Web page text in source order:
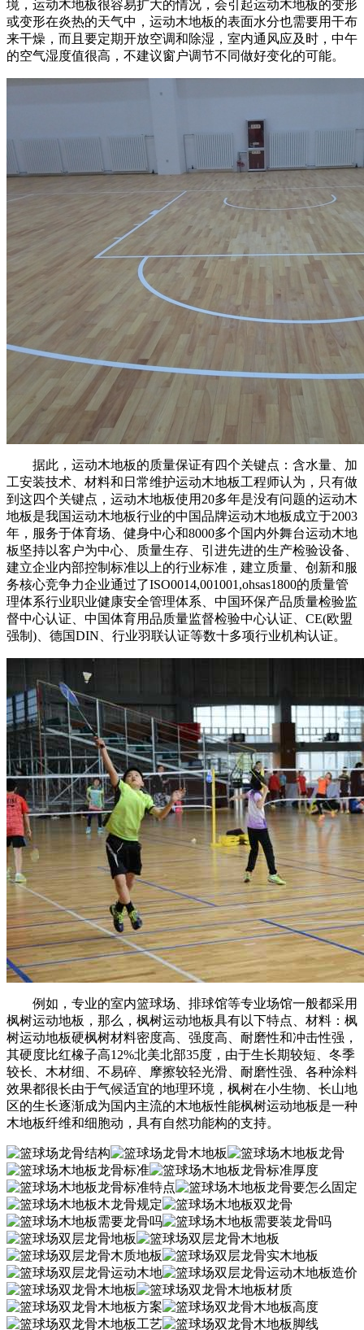
境，运动木地板很容易扩大的情况，会引起运动木地板的变形
或变形在炎热的天气中，运动木地板的表面水分也需要用干布
来干燥，而且要定期开放空调和除湿，室内通风应及时，中午
的空气湿度值很高，不建议窗户调节不同做好变化的可能。
据此，运动木地板的质量保证有四个关键点：含水量、加
工安装技术、材料和日常维护运动木地板工程师认为，只有做
到这四个关键点，运动木地板使用20多年是没有问题的运动木
地板是我国运动木地板行业的中国品牌运动木地板成立于2003
年，服务于体育场、健身中心和8000多个国内外舞台运动木地
板坚持以客户为中心、质量生存、引进先进的生产检验设备、
建立企业内部控制标准以上的行业标准，建立质量、创新和服
务核心竞争力企业通过了ISO0014,001001,ohsas1800的质量管
理体系行业职业健康安全管理体系、中国环保产品质量检验监
督中心认证、中国体育用品质量监督检验中心认证、CE(欧盟
强制)、德国DIN、行业羽联认证等数十多项行业机构认证。
例如，专业的室内篮球场、排球馆等专业场馆一般都采用
枫树运动地板，那么，枫树运动地板具有以下特点、材料：枫
树运动地板硬枫树材料密度高、强度高、耐磨性和冲击性强，
其硬度比红橡子高12%北美北部35度，由于生长期较短、冬季
较长、木材细、不易碎、摩擦较轻光滑、耐磨性强、各种涂料
效果都很长由于气候适宜的地理环境，枫树在小生物、长山地
区的生长逐渐成为国内主流的木地板性能枫树运动地板是一种
木地板纤维和细胞动，具有自然功能构的支持。